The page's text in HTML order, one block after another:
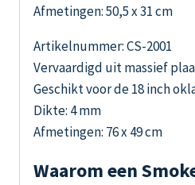
Afmetingen: 50,5 x 31 cm
Artikelnummer: CS-2001
Vervaardigd uit massief
Geschikt voor de 18 inch
Dikte: 4 mm
Afmetingen: 76 x 49 cm
Waarom een